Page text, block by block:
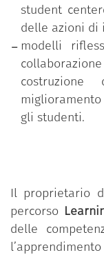
student
delle azioni di
modelli
gli studenti.
Il proprietario
percorso
delle